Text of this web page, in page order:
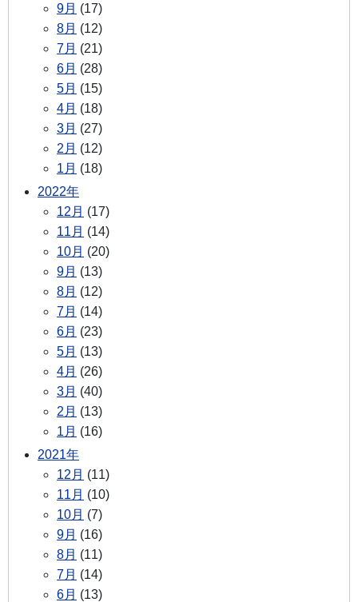
9月 (17)
8月 (12)
7月 (21)
6月 (28)
5月 (15)
4月 (18)
3月 (27)
2月 (12)
1月 (18)
2022年
12月 (17)
11月 (14)
10月 (20)
9月 (13)
8月 (12)
7月 (14)
6月 (23)
5月 (13)
4月 (26)
3月 (40)
2月 (13)
1月 (16)
2021年
12月 (11)
11月 (10)
10月 (7)
9月 (16)
8月 (11)
7月 (14)
6月 (13)